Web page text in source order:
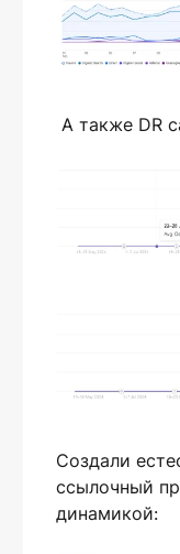
А также DR
Создали
ссылочный
динамикой: